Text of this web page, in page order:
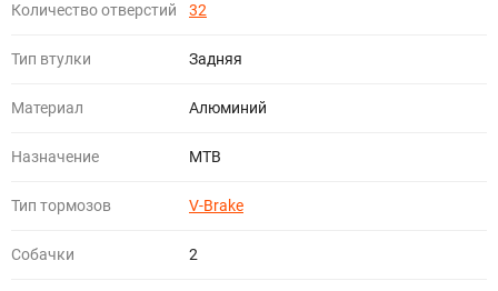
Количество отверстий 32
Тип втулки Задняя
Материал Алюминий
Назначение МТВ
Тип тормозов V-Brake
Собачки 2